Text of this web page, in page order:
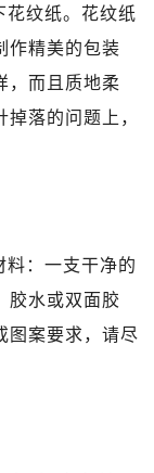
花纹纸。花纹纸
作精美的包装
，而且质地柔
落的问题上，
料：一支干净的
胶水或双面胶
图案要求，请尽